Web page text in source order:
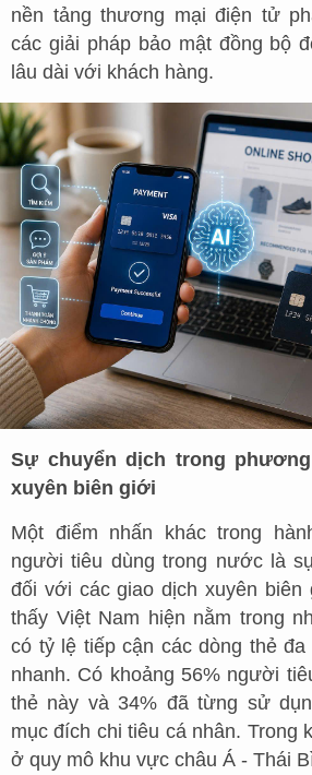
nền tảng thương mại điện tử
các giải pháp bảo mật đồng bộ
lâu dài với khách hàng.
Sự chuyển dịch trong
xuyên biên giới
Một điểm nhấn khác trong
người tiêu dùng trong nước là
đối với các giao dịch xuyên biên
thấy Việt Nam hiện nằm trong
có tỷ lệ tiếp cận các dòng thẻ
nhanh. Có khoảng 56% người
thẻ này và 34% đã từng sử
mục đích chi tiêu cá nhân. Trong
ở quy mô khu vực châu Á - Thái